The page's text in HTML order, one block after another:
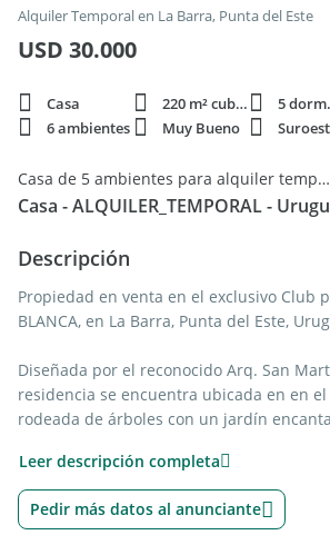
Alquiler Temporal en La Barra, Punta del Este
USD 30.000
Casa 220 m² cubie. 5 dorm.
6 ambientes
Muy Bueno
Casa de 5 ambientes para alquiler temporal en la prestigiosa La Barra, Punta del Este
Casa - ALQUILER_TEMPORAL -
Descripción
Propiedad en venta en el exclusivo Club
BLANCA, en La Barra, Punta del Este,
Diseñada por el reconocido Arq. San
residencia se encuentra ubicada en en
rodeada de árboles con un jardín
verano en Punta del Este.
Detalles:
Leer descripción completa
Pedir más datos al anunciante